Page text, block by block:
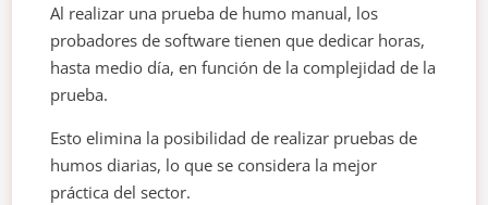
Al realizar una prueba de humo manual, los
probadores de software tienen que dedicar horas,
hasta medio día, en función de la complejidad de la
prueba.
Esto elimina la posibilidad de realizar pruebas de
humos diarias, lo que se considera la mejor
práctica del sector.